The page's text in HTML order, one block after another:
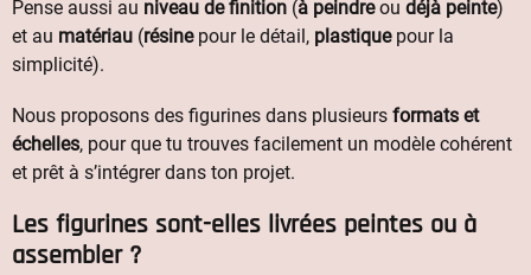
Pense aussi au niveau de finition (à peindreou déjà peinte)
et au matériau (résinepour le détail, plastiquepour la
simplicité).
Nous proposons des figurines dans plusieurs formats et
échelles, pour que tu trouves facilement un modèle cohérent
et prêt à s’intégrer dans ton projet.
Les figurines sont-elles livrées peintes ou à
assembler ?